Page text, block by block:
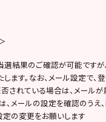
選結果のご確認が可能ですが
ます。なお、メール設定で、
されている場合は、メール
、メールの設定を確認のうえ
の変更をお願いします